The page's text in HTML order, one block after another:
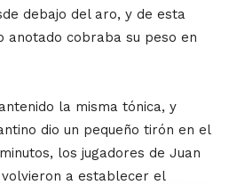
debajo del aro, y de esta
anotado cobraba su peso en
la misma tónica, y
dio un pequeño tirón en el
los jugadores de Juan
a establecer el